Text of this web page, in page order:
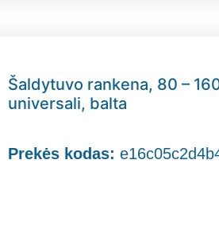
Šaldytuvo rankena, 80 –
universali, balta
Prekės kodas: